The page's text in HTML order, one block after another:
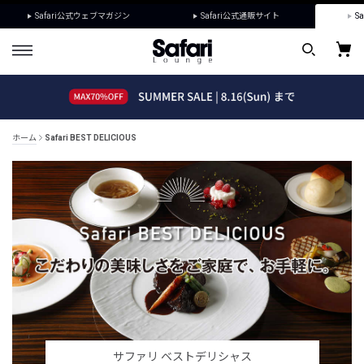
Safari公式ウェブマガジン Safari公式通販サイト
ホーム Safari BEST DELICIOUS
サファリ ベストデリシャス